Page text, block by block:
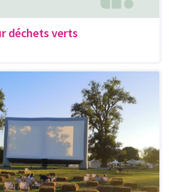
déchets verts